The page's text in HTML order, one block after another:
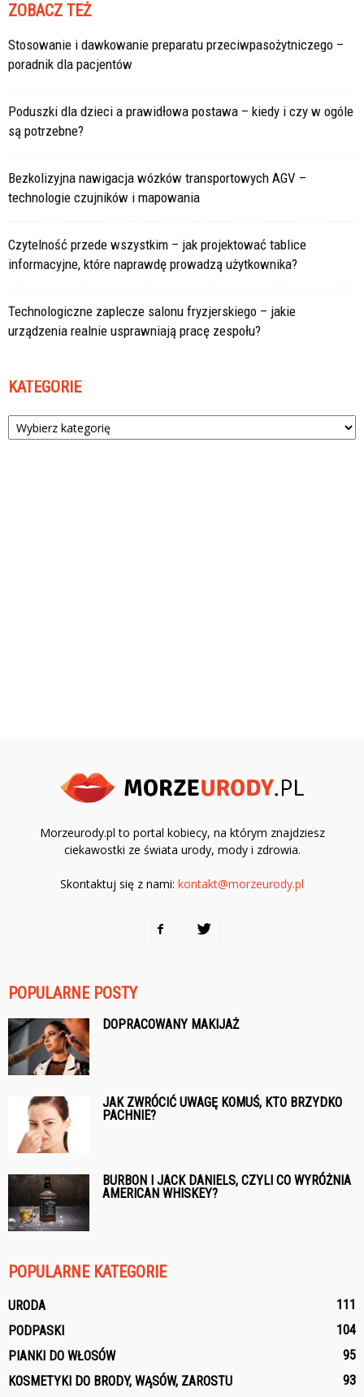
ZOBACZ TEŻ
Stosowanie i dawkowanie preparatu przeciwpasożytniczego –
poradnik dla pacjentów
Poduszki dla dzieci a prawidłowa postawa – kiedy i czy w ogóle
są potrzebne?
Bezkolizyjna nawigacja wózków transportowych AGV –
technologie czujników i mapowania
Czytelność przede wszystkim – jak projektować tablice
informacyjne, które naprawdę prowadzą użytkownika?
Technologiczne zaplecze salonu fryzjerskiego – jakie
urządzenia realnie usprawniają pracę zespołu?
KATEGORIE
Kategorie
Morzeurody.pl to portal kobiecy, na którym znajdziesz
ciekawostki ze świata urody, mody i zdrowia.
Skontaktuj się z nami: kontakt@morzeurody.pl
POPULARNE POSTY
DOPRACOWANY MAKIJAŻ
JAK ZWRÓCIĆ UWAGĘ KOMUŚ, KTO BRZYDKO
PACHNIE?
BURBON I JACK DANIELS, CZYLI CO WYRÓŻNIA
AMERICAN WHISKEY?
POPULARNE KATEGORIE
URODA
111
PODPASKI
104
PIANKI DO WŁOSÓW
95
KOSMETYKI DO BRODY, WĄSÓW, ZAROSTU
93